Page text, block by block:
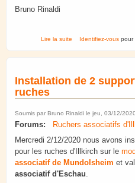
Bruno Rinaldi
Lire la suite de Supports
Identifiez-vous pour
Installation de 2
ruches
Soumis par Bruno Rinaldi le jeu, 03/12/
Forums:
Ruchers associatifs
Mercredi 2/12/2020 nous avons
pour les ruches d'Illkirch sur le
associatif de Mundolsheim et
associatif d'Eschau